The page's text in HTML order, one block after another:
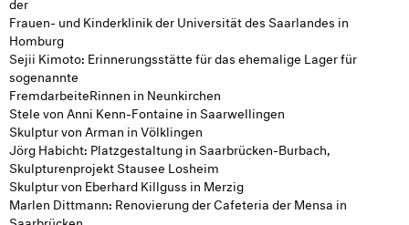
Frauen- und Kinderklinik der Universität des Saarlandes in
Homburg
Sejii Kimoto: Erinnerungsstätte für das ehemalige Lager für
sogenannte
FremdarbeiteRinnen in Neunkirchen
Stele von Anni Kenn-Fontaine in Saarwellingen
Skulptur von Arman in Völklingen
Jörg Habicht: Platzgestaltung in Saarbrücken-Burbach,
Skulpturenprojekt Stausee Losheim
Skulptur von Eberhard Killguss in Merzig
Marlen Dittmann: Renovierung der Cafeteria der Mensa in
Saarbrücken